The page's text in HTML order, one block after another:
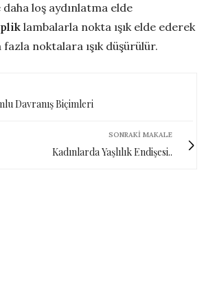
loş aydınlatma elde
lambalarla nokta ışık elde ederek
noktalara ışık düşürülür.
Davranış Biçimleri
SONRAKI MAKALE
Kadınlarda Yaşlılık Endişesi..